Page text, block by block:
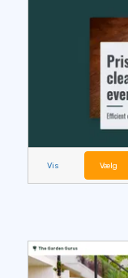
Vis Vælg